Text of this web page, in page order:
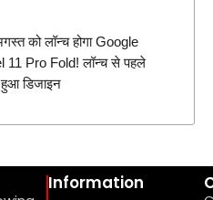
को लॉन्च होगा Google
11 Pro Fold! लॉन्च से पहले
डिजाइन
Information